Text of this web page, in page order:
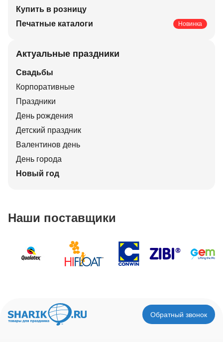
Купить в розницу
Печатные каталоги
Новинка
Актуальные праздники
Свадьбы
Корпоративные
Праздники
День рождения
Детский праздник
Валентинов день
День города
Новый год
Наши поставщики
Обратный звонок